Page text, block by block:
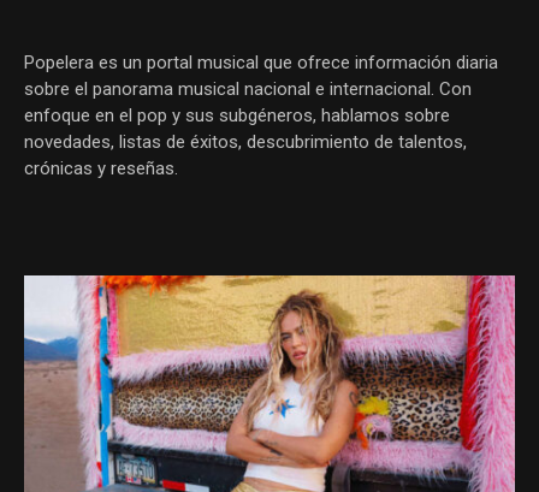
Popelera es un portal musical que ofrece información diaria
sobre el panorama musical nacional e internacional. Con
enfoque en el pop y sus subgéneros, hablamos sobre
novedades, listas de éxitos, descubrimiento de talentos,
crónicas y reseñas.